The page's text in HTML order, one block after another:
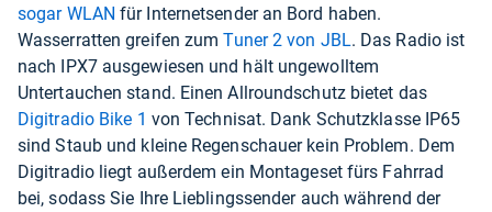
sogar WLAN für Internetsender an Bord haben.
Wasserratten greifen zumTuner 2 von JBL. Das Radio ist
nach IPX7 ausgewiesen und hält ungewolltem
Untertauchen stand. Einen Allroundschutz bietet das
Digitradio Bike 1 von Technisat. Dank Schutzklasse IP65
sind Staub und kleine Regenschauer kein Problem. Dem
Digitradio liegt außerdem ein Montageset fürs Fahrrad
bei, sodass Sie Ihre Lieblingssender auch während der